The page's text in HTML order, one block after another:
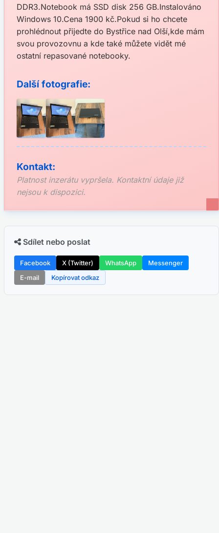
DDR3.Notebook má SSD disk 256 GB.Instalováno
Windows 10.Cena 1900 kč.Pokud si ho chcete
prohlédnout přijedte do Bystřice nad Olší,kde mám
svou provozovnu a kde také můžete vidět mé
ostatní repasované notebooky.
Další fotografie:
Kontakt:
Platnost inzerátu vypršela. Kontaktní údaje již
nejsou k dispozici.
Sdílet nebo poslat
Facebook X (Twitter) WhatsApp
Messenger
E-mail
Kopírovat odkaz